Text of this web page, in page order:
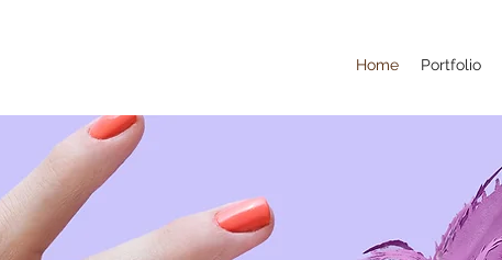
Home Portfolio